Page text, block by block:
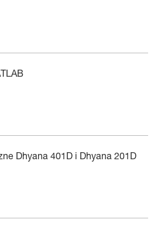
Dhyana 401D i Dhyana 201D